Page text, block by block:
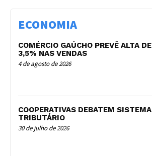
ECONOMIA
COMÉRCIO GAÚCHO PREVÊ ALTA DE
3,5% NAS VENDAS
4 de agosto de 2026
COOPERATIVAS DEBATEM SISTEMA
TRIBUTÁRIO
30 de julho de 2026